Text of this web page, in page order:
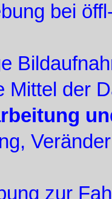
bei
der
zur